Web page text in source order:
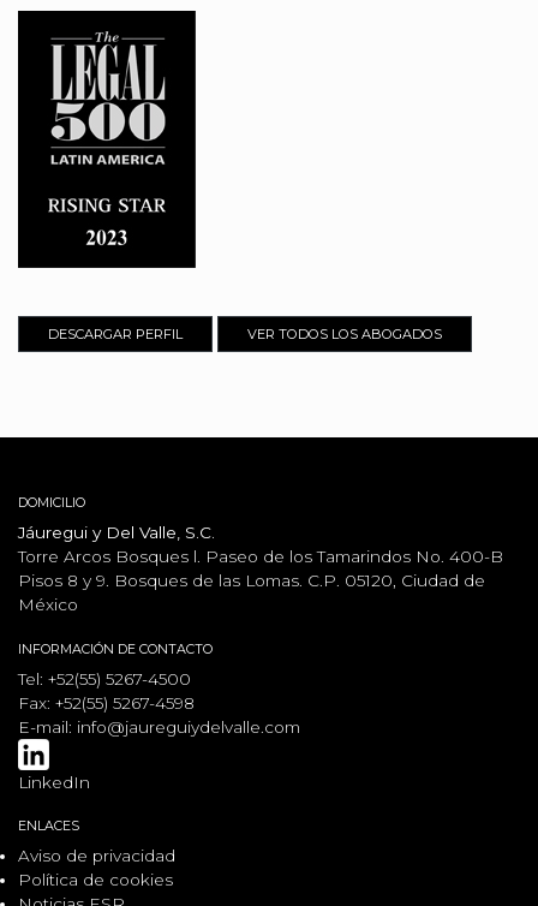
DESCARGAR PERFIL VER TODOS LOS ABOGADOS
DOMICILIO
Jáuregui y Del Valle, S.C.
Torre Arcos Bosques l. Paseo de los Tamarindos No. 400-B
Pisos 8 y 9. Bosques de las Lomas. C.P. 05120, Ciudad de
México
INFORMACIÓN DE CONTACTO
Tel: +52(55) 5267-4500
Fax: +52(55) 5267-4598
E-mail: info@jaureguiydelvalle.com
LinkedIn
ENLACES
Aviso de privacidad
Política de cookies